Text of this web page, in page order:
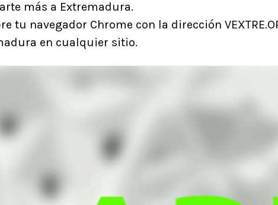
más a Extremadura.
tu navegador Chrome con la dirección
en cualquier sitio.